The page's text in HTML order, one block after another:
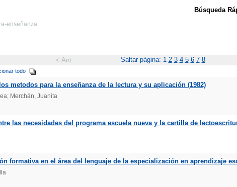
Búsqueda
enseñanza
< Ant. Saltar página: 1 2 3 4 5 6 7 8
todo
metodos para la enseñanza de la lectura y su aplicación (1982)
Merchán, Juanita
las necesidades del programa escuela nueva y la cartilla de
formativa en el área del lenguaje de la especialización en aprendizaje